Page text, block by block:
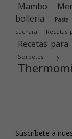
Mambo
bolleria
Pasta
cuchara
Recetas
Recetas para
Sorbetes y
Suscríbete a